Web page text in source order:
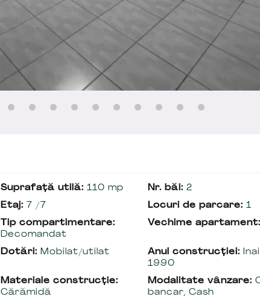
Suprafață utilă: 110 mp Nr. băi: 2
Etaj: 7 /7 Locuri de parcare: 1
Tip compartimentare:
Decomandat
Vechime apartament:
Dotări: Mobilat/utilat Anul construcției:
1990
Materiale construcție:
Cărămidă
Modalitate vânzare:
bancar, Cash